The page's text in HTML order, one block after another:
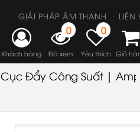
LIÊN
GIẢI PHÁP ÂM THANH
Khách hàng
0
Đã xem
0
Yêu thích Giỏ
Cục Đẩy Công Suất |